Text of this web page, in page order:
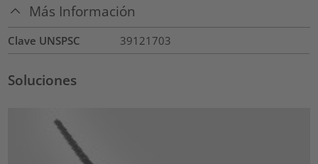
Más Información
Clave UNSPSC 39121703
Soluciones